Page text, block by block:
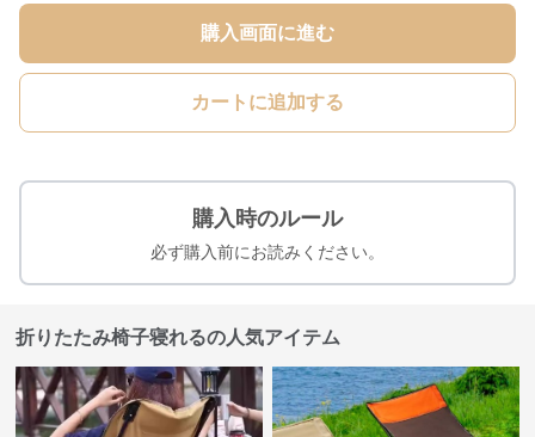
購入画面に進む
カートに追加する
購入時のルール
必ず購入前にお読みください。
折りたたみ椅子寝れるの人気アイテム